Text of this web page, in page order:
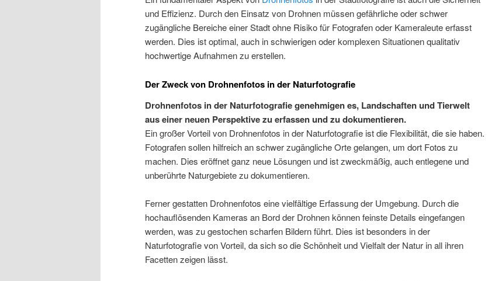
und Effizienz. Durch den Einsatz von Drohnen müssen gefährliche oder schwer
zugängliche Bereiche einer Stadt ohne Risiko für Fotografen oder Kameraleute erfasst
werden. Dies ist optimal, auch in schwierigen oder komplexen Situationen qualitativ
hochwertige Aufnahmen zu erstellen.
Der Zweck von Drohnenfotos in der Naturfotografie
Drohnenfotos in der Naturfotografie genehmigen es, Landschaften und Tierwelt
aus einer neuen Perspektive zu erfassen und zu dokumentieren.
Ein großer Vorteil von Drohnenfotos in der Naturfotografie ist die Flexibilität, die sie haben.
Fotografen sollen hilfreich an schwer zugängliche Orte gelangen, um dort Fotos zu
machen. Dies eröffnet ganz neue Lösungen und ist zweckmäßig, auch entlegene und
unberührte Naturgebiete zu dokumentieren.
Ferner gestatten Drohnenfotos eine vielfältige Erfassung der Umgebung. Durch die
hochauflösenden Kameras an Bord der Drohnen können feinste Details eingefangen
werden, was zu gestochen scharfen Bildern führt. Dies ist besonders in der
Naturfotografie von Vorteil, da sich so die Schönheit und Vielfalt der Natur in all ihren
Facetten zeigen lässt.